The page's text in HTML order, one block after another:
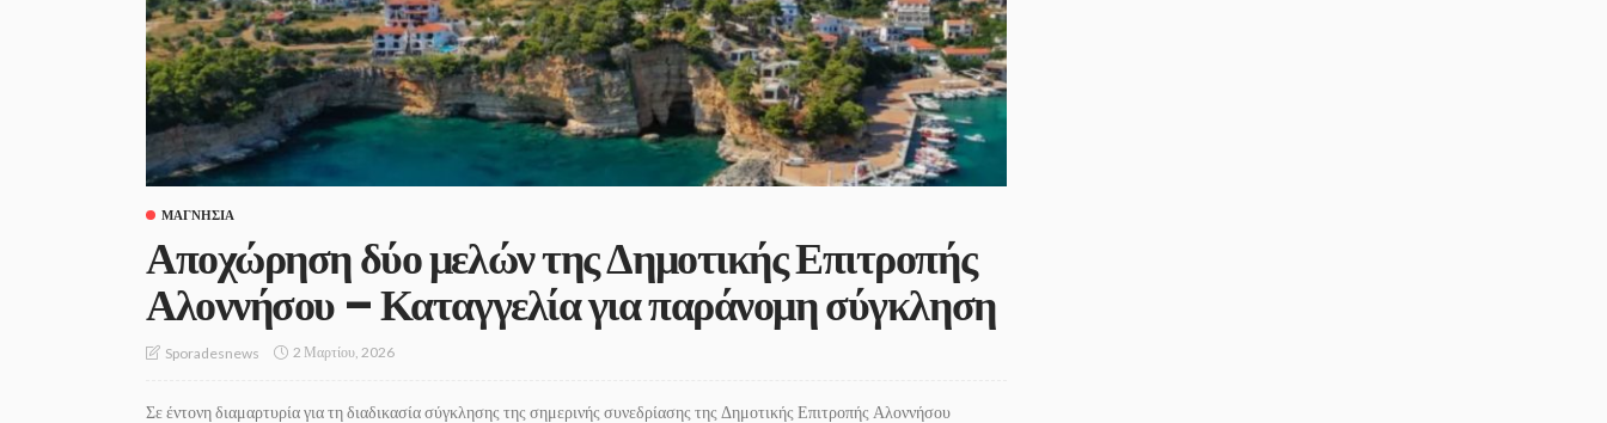
ΜΑΓΝΗΣΊΑ
Αποχώρηση δύο μελών της Δημοτικής Επιτροπής
Αλοννήσου – Καταγγελία για παράνομη σύγκληση
Sporadesnews 2 Μαρτίου, 2026
Σε έντονη διαμαρτυρία για τη διαδικασία σύγκλησης της σημερινής συνεδρίασης της Δημοτικής Επιτροπής Αλοννήσου